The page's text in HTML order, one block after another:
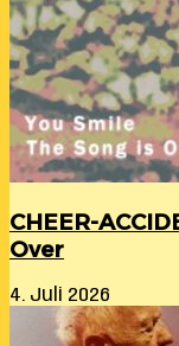
CHEER-
Over
4. Juli 2026